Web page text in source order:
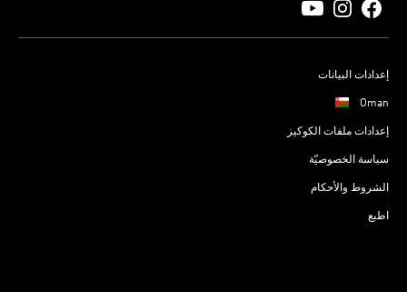
إعدادات البيانات
Oman
إعدادات ملفات الكوكيز
سياسة الخصوصيّة
الشروط والأحكام
اطبع